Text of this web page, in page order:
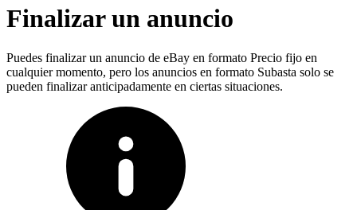
Finalizar un anuncio
Puedes finalizar un anuncio de eBay en formato Precio fijo en
cualquier momento, pero los anuncios en formato Subasta solo se
pueden finalizar anticipadamente en ciertas situaciones.